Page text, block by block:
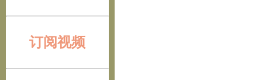
订阅视频